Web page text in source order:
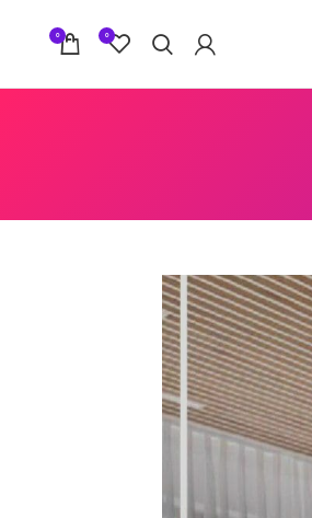
0
0